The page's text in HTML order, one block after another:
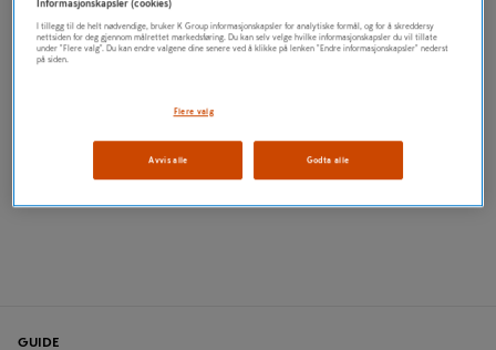
GUIDE
Informasjonskapsler (cookies)
I tillegg til de helt nødvendige, bruker K Group informasjonskapsler for analytiske formål, og for å skreddersy
nettsiden for deg gjennom målrettet markedsføring. Du kan selv velge hvilke informasjonskapsler du vil tillate
under "Flere valg". Du kan endre valgene dine senere ved å klikke på lenken "Endre informasjonskapsler" nederst
på siden.
Flere valg
Avvis alle Godta alle